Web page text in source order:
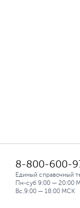
8-800-600-
Единый справочный
Пн-суб 9:00 — 20:00
Вс.9:00 — 18:00 МСК